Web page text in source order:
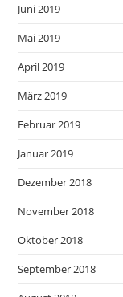
Juni 2019
Mai 2019
April 2019
März 2019
Februar 2019
Januar 2019
Dezember 2018
November 2018
Oktober 2018
September 2018